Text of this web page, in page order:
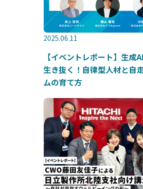
2025.06.11
【イベントレポート】生成
生き抜く！自律型人材と自
ムの育て方